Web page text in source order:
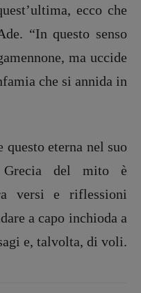
ecco che
“In questo senso
ma uccide
che si annida in
questo eterna nel suo
Grecia del mito è
versi e riflessioni
a capo inchioda a
e, talvolta, di voli.